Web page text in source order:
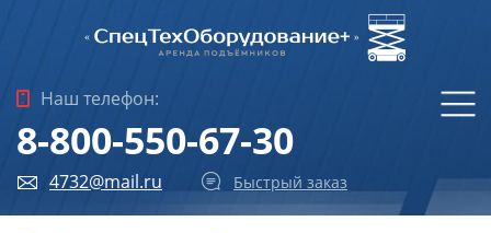
Наш телефон:
8-800-550-67-30
4732@mail.ru Быстрый заказ